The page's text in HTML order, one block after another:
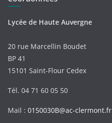
Lycée de Haute Auvergne
20 rue Marcellin Boudet
BP 41
15101 Saint-Flour Cedex
Tél. 04 71 60 05 50
Mail : 0150030B@ac-clermont.fr